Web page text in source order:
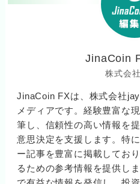
JinaCoin
株式会
JinaCoin FXは、株式会社
メディアです。経験豊富な
筆し、信頼性の高い情報を
意思決定を支援します。特
ー記事を豊富に掲載してお
るための参考情報を提供し